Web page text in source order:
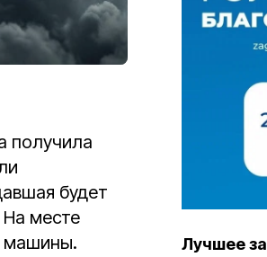
получила
будет
месте
машины.
Лучшее за